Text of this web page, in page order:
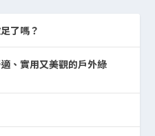
了嗎？
、實用又美觀的戶外綠